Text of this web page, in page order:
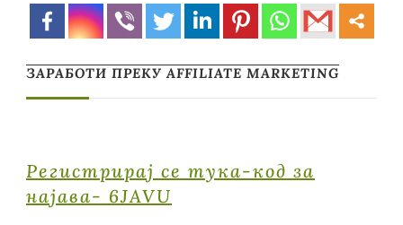
ЗАРАБОТИ ПРЕКУ AFFILIATE MARKETING
Регистрирај се тука-код за
најава- 6JAVU